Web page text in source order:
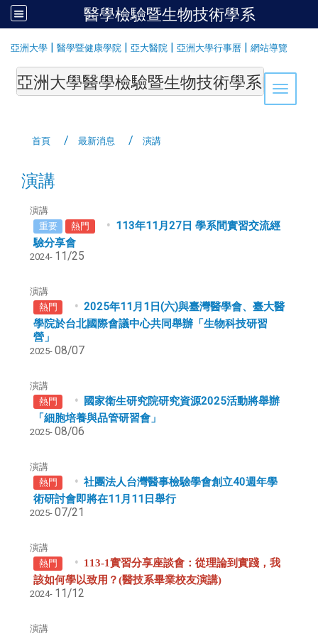
醫學檢驗暨生物技術學系
亞洲大學 | 醫學暨健康學院 | 亞大醫院 | 亞洲大學行事曆 | 網站導覽
Toggle
亞洲大學醫學檢驗暨生物技術學系
首頁 最新消息 演講
演講
演講
重要
熱門
113年11月27日 學系間實習交流經
驗分享會
2024- 11/25
演講
熱門
2025年11月1日(六)與臺灣醫學會、臺大醫
學院於台北國際會議中心共同舉辦「生物科技研習
營」
2025- 08/07
演講
熱門
國家衛生研究院研究資源2025活動將舉辦
「細胞培養與品管研習會」
2025- 08/06
演講
熱門
社團法人台灣醫事檢驗學會創立40週年學
術研討會即將在11月11日舉行
2025- 07/21
演講
熱門
113-1實習分享座談會：從理論到實踐，我
該如何學以致用？(醫技系畢業校友演講)
2024- 11/12
演講